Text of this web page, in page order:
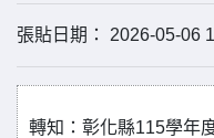
張貼日期： 2026-05-06
轉知：彰化縣115學年